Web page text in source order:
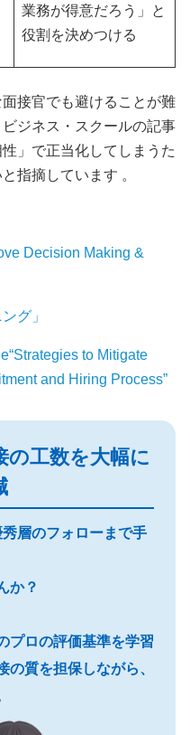
業務が得意だろう」と
役割を決めつける
接官でも避けることが難
ジネス・スクールの記事
」で正当化してしまうた
指摘しています 。
Decision Making &
グ」
to Mitigate
and Hiring Process”
の工数を大幅に
層のフォローまで手
か？
プロの評価基準を学習
の質を担保しながら、